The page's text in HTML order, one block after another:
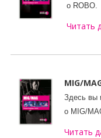
о ROBO.
Читать
MIG/
Здесь вы
о MIG/
Читать